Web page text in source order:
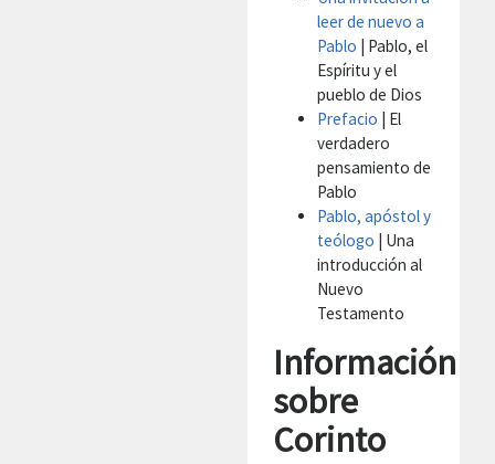
leer de nuevo a
Pablo | Pablo, el
Espíritu y el
pueblo de Dios
Prefacio | El
verdadero
pensamiento de
Pablo
Pablo, apóstol y
teólogo | Una
introducción al
Nuevo
Testamento
Información
sobre
Corinto